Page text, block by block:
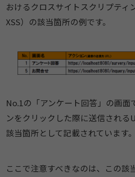
おけるクロスサイトスクリプティ
XSS）の該当箇所の例です。
No.1の「アンケート回答」の画面
ンをクリックした際に送信される
該当箇所として記載されています。
ここで注意すべきなのは、この該